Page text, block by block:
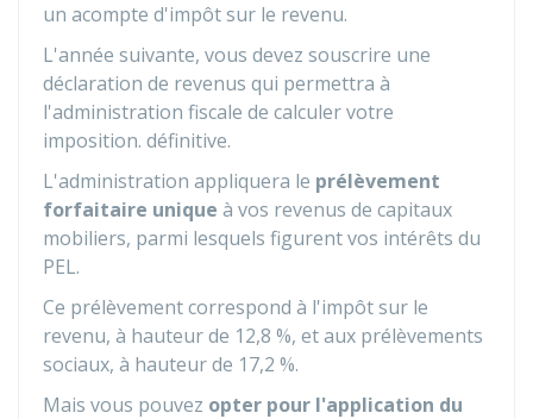
un acompte d'impôt sur le revenu.
L'année suivante, vous devez souscrire une
déclaration de revenus qui permettra à
l'administration fiscale de calculer votre
imposition. définitive.
L'administration appliquera le prélèvement
forfaitaire unique à vos revenus de capitaux
mobiliers, parmi lesquels figurent vos intérêts du
PEL.
Ce prélèvement correspond à l'impôt sur le
revenu, à hauteur de 12,8 %, et aux prélèvements
sociaux, à hauteur de 17,2 %.
Mais vous pouvez opter pour l'application du